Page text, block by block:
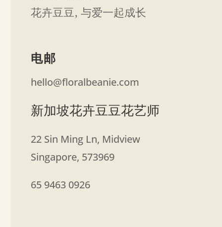
花卉豆豆, 与爱一起成长
电邮
hello@floralbeanie.com
新加坡花卉豆豆花艺师
22 Sin Ming Ln, Midview
Singapore, 573969
65 9463 0926